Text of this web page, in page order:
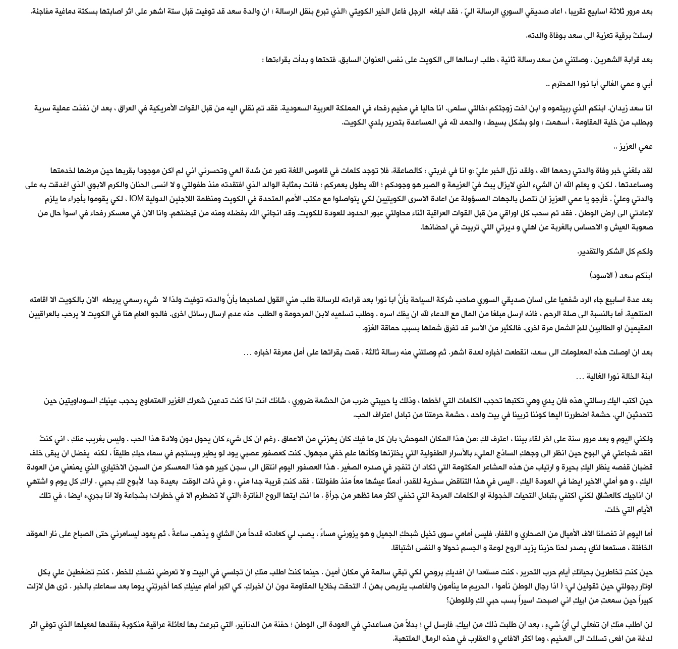
بعد مرور ثلاثة اسابيع تقريبا ، اعاد صديقي السوري الرسالة اليّ . فقد ابلغه الرجل فاعل الخير الكويتي ؛الذي تبرع بنقل الرسالة ؛ ان والدة سعد قد توفيت قبل ستة اشهر على اثر اصابتها بسكتة دماغية مفاجئة.
ارسلتُ برقية تعزية الى سعد بوفاة والدته.
بعد قرابة الشهرين ، وصلتني من سعد رسالة ثانية ، طلب ارسالها الى الكويت على نفس العنوان السابق. فتحتها و بدأت بقراءتها :
أبي و عمي الغالي أبا نورا المحترم ..
انا سعد زيدان. ابنكم الذي ربيتموه و ابن اخت زوجتكم ؛خالتي سلمى. انا حاليا في مخيم رفحاء في المملكة العربية السعودية. فقد تم نقلي اليه من قبل القوات الأمريكية في العراق ، بعد ان نفذت عملية سرية
وبطلب من خلية المقاومة ، أسهمت ؛ ولو بشكل بسيط ؛ والحمد لله في المساعدة بتحرير بلدي الكويت.
عمي العزيز ..
لقد بلغني خبر وفاة والدتي رحمها الله ، ولقد نزل الخبر عليّ ؛و انا في غربتي ؛ كالصاعقة. فلا توجد كلمات في قاموس اللغة تعبر عن شدة المي وتحسرني اني لم اكن موجودا بقربها حين مرضها لخدمتها
ومساعدتها . لكن، و يعلم الله ان الشيء الذي لايزال يبث فيّ العزيمة و الصبر هو وجودكم ؛ الله يطول بعمركم ؛ فانت بمثابة الوالد الذي افتقدته منذ طفولتي و لا انسى الحنان والكرم الابوي الذي اغدقت به على
والدتي وعليَّ . فأرجو يا عمي العزيز ان تتصل بالجهات المسؤولة عن اعادة الاسرى الكويتيين لكي يتواصلوا مع مكتب الأمم المتحدة في الكويت ومنظمة اللاجئين الدولية IOM ، لكي يقوموا بأجراء ما يلزم
لإعادتي الى ارض الوطن . فقد تم سحب كل اوراقي من قبل القوات العراقية اثناء محاولتي عبور الحدود للعودة للكويت. وقد انجاني الله بفضله ومنه من قبضتهم. وانا الان في معسكر رفحاء في اسوأ حال من
صعوبة العيش و الاحساس بالغربة عن اهلي و ديرتي التي تربيت في احضانها.
ولكم كل الشكر والتقدير.
ابنكم سعد ( الاسود)
بعد عدة اسابيع جاء الرد شفهيا على لسان صديقي السوري صاحب شركة السياحة بأنَّ ابا نورا بعد قراءته للرسالة طلب مني القول لصاحبها بأنَّ والدته توفيت ولذا لا شيء رسمي يربطه الان بالكويت الا اقامته
المنتهية. أما بالنسبة الى صلة الرحم ، فانه ارسل مبلغا من المال مع الدعاء لله ان يفك اسره . وطلب تسلميه لابن المرحومة و الطلب منه عدم ارسال رسائل اخرى. فالجو العام هنا في الكويت لا يرحب بالعراقيين
المقيمين او الطالبين للمّ الشمل مرة اخرى. فالكثير من الأسر قد تفرق شملها بسبب حماقة الغزو.
بعد ان اوصلت هذه المعلومات الى سعد، انقطعت اخباره لعدة اشهر. ثم وصلتني منه رسالة ثالثة ، قمت بقراتها على أمل معرفة اخباره …
ابنة الخالة نورا الغالية …
حين اكتب اليكِ رسالتي هذه فان يدي وهي تكتبها تحجب الكلمات التي اخطها ، وذلك يا حبيبتي ضرب من الحشمة ضروري ، شانك انتِ اذا كنت تدعين شعركِ الغزير المتماوج يحجب عينيكِ السوداويتين حين
تتحدثين الي. حشمة اضطررنا اليها كوننا تربينا في بيت واحد ، حشمة حرمتنا من تبادل اعتراف الحب.
ولكني اليوم و بعد مرور سنة على اخر لقاء بيننا ، اعترف لكِ ؛من هذا المكان الموحش؛ بان كل ما فيك كان يهزني من الاعماق . رغم ان كل شيء كان يحول دون ولادة هذا الحب . وليس بغريب عنكِ ، اني كنتُ
افقد شجاعتي في البوح حين انظر الى وجهكِ الساذج المليء بالأسرار الطفولية التي يختزنها وكأنها علم خفي مجهول. كنت كعصفور عصبي يود لو يطير ويستجم في سماء حبكِ طليقاً ، لكنه يفضل ان يبقى خلف
قضبان قفصه ينظر اليكِ بحيرة و ارتياب من هذه المشاعر المكتومة التي تكاد ان تنفجر في صدره الصغير . هذا العصفور اليوم انتقل الى سجن كبير هو هذا المعسكر من السجن الاختياري الذي يمنعني من العودة
اليكِ ، و هو أملي الاخير ايضا في العودة اليكِ . اليس في هذا التناقض سخرية للقدر، أدمنَّا عيشها معاً منذ طفولتنا . فقد كنتِ قريبة جدا مني ، و في ذات الوقت بعيدة جدا لأبوح لكِ بحبي . اراكِ كل يوم و اشتهي
ان اناجيك كالعشاق لكني اكتفي بتبادل التحيات الخجولة او الكلمات المرحة التي تخفي اكثر مما تظهر من جرأةٍ . ما انتِ ايتها الروح الفاترة ؛التي لا تضطرم الا في خطرات؛ بشجاعة ولا انا بجريء ايضا ، في تلك
الأيام التي خلت.
أما اليوم اذ تفصلنا الاف الأميال من الصحاري و القفار، فليس أمامي سوى تخيل شبحكِ الجميل و هو يزورني مساءً ، يصب لي كعادته قدحاً من الشاي و يذهب ساعةً ، ثم يعود ليسامرني حتى الصباح على نار الموقد
الخافتة ، مستمعا لناي يصدر لحنا حزينا يزيد الروح لوعة و الجسم نحولا و النفس اشتياقا.
حين كنتِ تخاطرين بحياتكِ أيام حرب التحرير ، كنت مستعدا ان افديكِ بروحي لكي تبقي سالمة في مكان أمين . حينما كنتُ اطلب منكِ ان تجلسي في البيت و لا تعرضي نفسكِ للخطر ، كنتِ تضغطين علي بكل
اوتار رجولتي حين تقولين لي: ( اذا رجال الوطن نأموا ، الحريم ما ينأمون والغاصب يتربص بهن ). التحقت بخلايا المقاومة دون ان اخبركِ. كي اكبر أمام عينيكِ كما أخبرتِني يوما بعد سماعكِ بالخبر . ترى هل لازلت
كبيراً حين سمعتِ من ابيكِ اني اصبحت اسيراً بسب حبي لكِ وللوطن؟
لن اطلب منكِ ان تفعلي لي أيَّ شيءٍ ، بعد ان طلبت ذلك من ابيكِ. فارسل لي ؛ بدلاً من مساعدتي في العودة الى الوطن ؛ حفنة من الدنانير. التي تبرعت بها لعائلة عراقية منكوبة بفقدها لمعيلها الذي توفي اثر
لدغة من افعى تسللت الى المخيم ، وما اكثر الافاعي و العقارب في هذه الرمال الملتهبة.